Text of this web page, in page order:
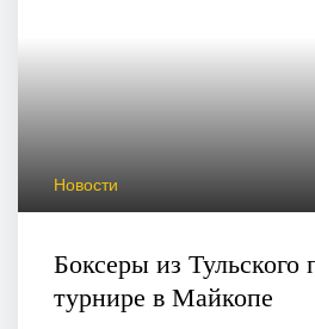
Новости
Боксеры из Тульского
турнире в Майкопе